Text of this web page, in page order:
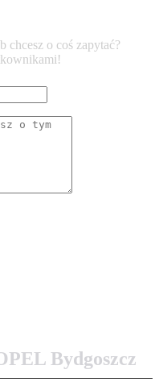
chcesz o coś zapytać?
Bydgoszcz